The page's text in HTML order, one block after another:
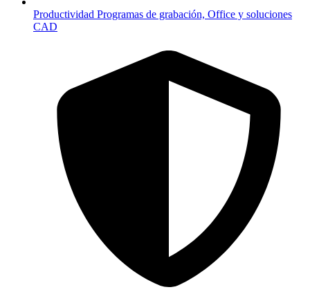
Productividad Programas de grabación, Office y soluciones
CAD